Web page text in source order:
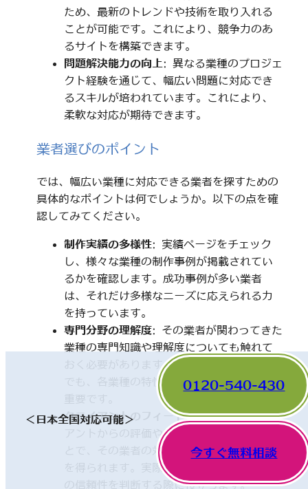
ため、最新のトレンドや技術を取り入れる
ことが可能です。これにより、競争力のあ
るサイトを構築できます。
問題解決能力の向上: 異なる業種のプロジェ
クト経験を通じて、幅広い問題に対応でき
るスキルが培われています。これにより、
柔軟な対応が期待できます。
業者選びのポイント
では、幅広い業種に対応できる業者を探すための
具体的なポイントは何でしょうか。以下の点を確
認してみてください。
制作実績の多様性: 実績ページをチェック
し、様々な業種の制作事例が掲載されてい
るかを確認します。成功事例が多い業者
は、それだけ多様なニーズに応えられる力
を持っています。
専門分野の理解度: その業者が関わってきた
業種の専門知識や理解度についても触れて
おく必要があります。一見、異なった分野
でも、各業種の特性を理解していることが
クライアントのフィードバック: 他のクライ
アントからの評価やレビューを確認するこ
とで、その業者の対応や成果に関する情報
を得られます。実際の利用者の声は、業者
の信頼性を判断する際に役立ちます。
＜日本全国対応可能＞
0120-540-430
今すぐ無料相談